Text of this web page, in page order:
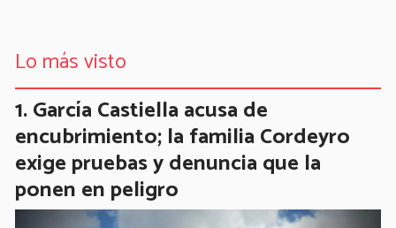
Lo más visto
García Castiella acusa de
encubrimiento; la familia Cordeyro
exige pruebas y denuncia que la
ponen en peligro